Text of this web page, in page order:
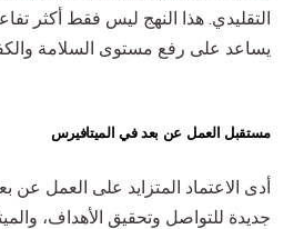
التقليدي. هذا النهج ليس فقط أكثر
يساعد على رفع مستوى السلامة
مستقبل العمل عن بعد في الميتافيرس
أدى الاعتماد المتزايد على العمل
جديدة للتواصل وتحقيق الأهداف،